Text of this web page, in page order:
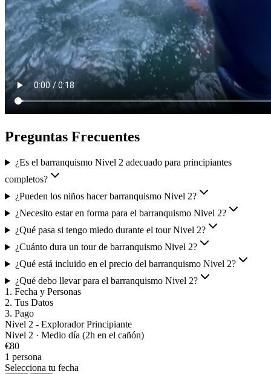
Preguntas Frecuentes
¿Es el barranquismo Nivel 2 adecuado para principiantes
completos?
¿Pueden los niños hacer barranquismo Nivel 2?
¿Necesito estar en forma para el barranquismo Nivel 2?
¿Qué pasa si tengo miedo durante el tour Nivel 2?
¿Cuánto dura un tour de barranquismo Nivel 2?
¿Qué está incluido en el precio del barranquismo Nivel 2?
¿Qué debo llevar para el barranquismo Nivel 2?
1 . Fecha y Personas
2. Tus Datos
3. Pago
Nivel 2 - Explorador Principiante
Nivel 2 · Medio día (2h en el cañón)
€80
1 persona
Selecciona tu fecha